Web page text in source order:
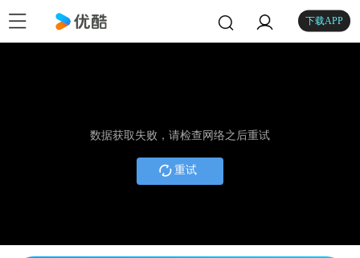
下载APP
数据获取失败，请检查网络之后重试
重试